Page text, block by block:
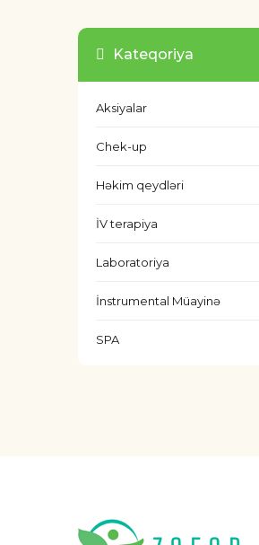
Kateqoriya
Aksiyalar
Chek-up
Həkim qeydləri
İV terapiya
Laboratoriya
İnstrumental Müayinə
SPA